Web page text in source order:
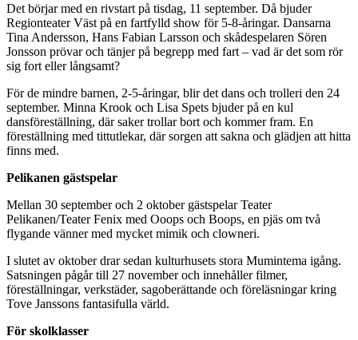
Det börjar med en rivstart på tisdag, 11 september. Då bjuder
Regionteater Väst på en fartfylld show för 5-8-åringar. Dansarna
Tina Andersson, Hans Fabian Larsson och skådespelaren Sören
Jonsson prövar och tänjer på begrepp med fart – vad är det som rör
sig fort eller långsamt?
För de mindre barnen, 2-5-åringar, blir det dans och trolleri den 24
september. Minna Krook och Lisa Spets bjuder på en kul
dansföreställning, där saker trollar bort och kommer fram. En
föreställning med tittutlekar, där sorgen att sakna och glädjen att hitta
finns med.
Pelikanen gästspelar
Mellan 30 september och 2 oktober gästspelar Teater
Pelikanen/Teater Fenix med Ooops och Boops, en pjäs om två
flygande vänner med mycket mimik och clowneri.
I slutet av oktober drar sedan kulturhusets stora Mumintema igång.
Satsningen pågår till 27 november och innehåller filmer,
föreställningar, verkstäder, sagoberättande och föreläsningar kring
Tove Janssons fantasifulla värld.
För skolklasser